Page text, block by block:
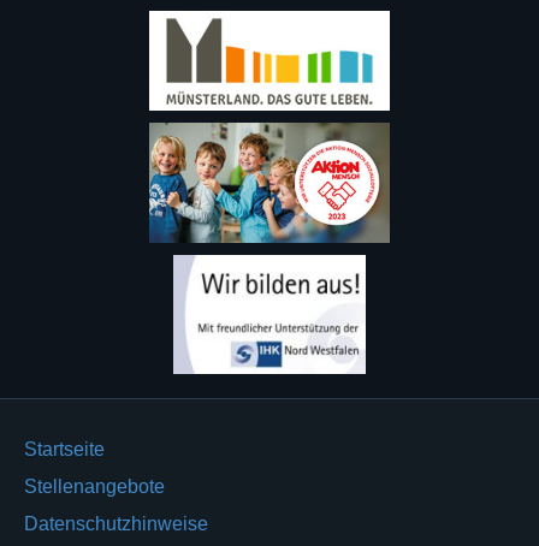
Startseite
Stellenangebote
Datenschutzhinweise